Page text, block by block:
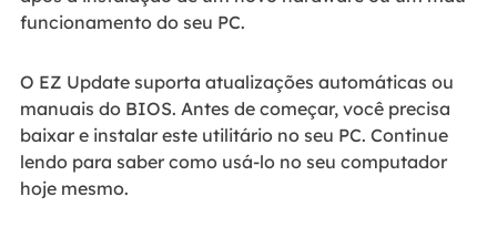
funcionamento do seu PC.
O EZ Update suporta atualizações automáticas ou
manuais do BIOS. Antes de começar, você precisa
baixar e instalar este utilitário no seu PC. Continue
lendo para saber como usá-lo no seu computador
hoje mesmo.